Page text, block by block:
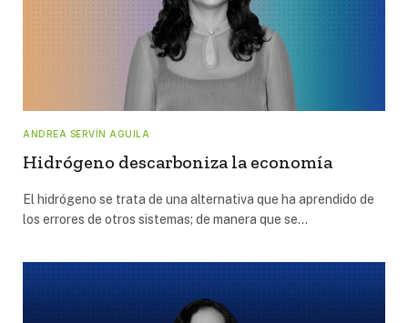
ANDREA SERVÍN AGUILA
Hidrógeno descarboniza la economía
El hidrógeno se trata de una alternativa que ha aprendido de
los errores de otros sistemas; de manera que se…